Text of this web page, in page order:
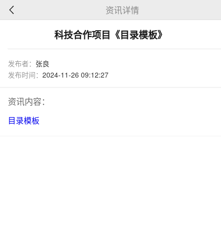
资讯详情
科技合作项目《目录模板》
发布者： 张良
发布时间： 2024-11-26 09:12:27
资讯内容：
目录模板